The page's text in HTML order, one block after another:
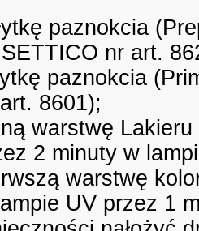
paznokcia
nr art.
paznokcia
8601);
warstwę
2 minuty w
warstwę
UV przez 1